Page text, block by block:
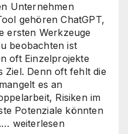
Unternehmen
gehören ChatGPT,
ersten Werkzeuge
beobachten ist
oft Einzelprojekte
Ziel. Denn oft fehlt die
es an
Risiken im
Potenziale könnten
KI-
weiterlesen